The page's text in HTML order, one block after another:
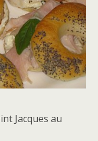
Jacques au